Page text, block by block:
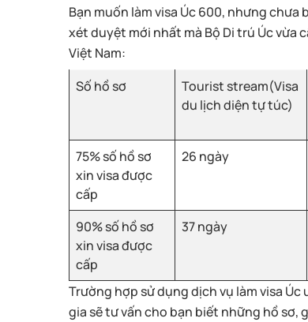
Bạn muốn làm visa Úc 600, nhưng
xét duyệt mới nhất mà Bộ Di trú Úc
Việt Nam:
Số hồ sơ
Tourist stream(Visa
du lịch diện tự túc)
75% số hồ sơ
xin visa được
cấp
26 ngày
90% số hồ sơ
xin visa được
cấp
37 ngày
Trường hợp sử dụng dịch vụ làm visa
gia sẽ tư vấn cho bạn biết những hồ sơ,